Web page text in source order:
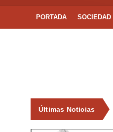
PORTADA SOCIEDAD
Últimas Noticias